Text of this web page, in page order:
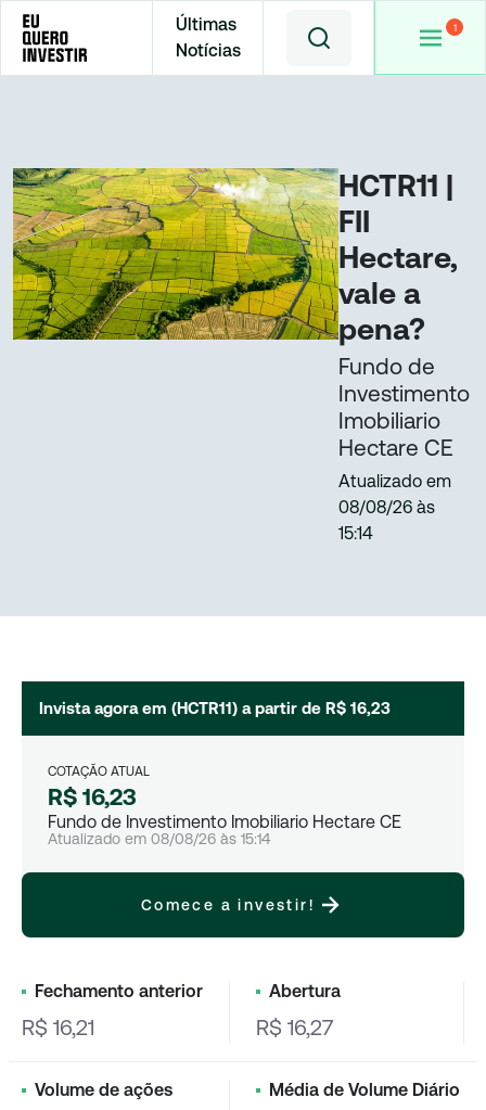
Últimas
Notícias
Home Cotações
HCTR11 |
FII
Hectare,
vale a
pena?
Fundo de
Investimento
Imobiliario
Hectare CE
Atualizado em
08/08/26 às
15:14
Invista agora em (HCTR11) a partir de R$ 16,23
COTAÇÃO ATUAL
R$ 16,23
Fundo de Investimento Imobiliario Hectare CE
Atualizado em 08/08/26 às 15:14
Comece a investir!
Fechamento anterior
R$ 16,21
Abertura
R$ 16,27
Volume de ações Média de Volume Diário